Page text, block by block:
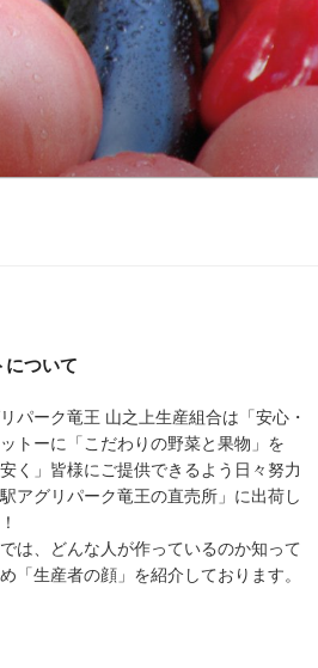
について
パーク竜王 山之上生産組合は「安心・
トーに「こだわりの野菜と果物」を
安く」皆様にご提供できるよう日々努力
アグリパーク竜王の直売所」に出荷し
は、どんな人が作っているのか知って
「生産者の顔」を紹介しております。